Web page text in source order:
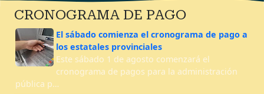
CRONOGRAMA DE PAGO
El sábado comienza el cronograma de pago a
los estatales provinciales
Este sábado 1 de agosto comenzará el
cronograma de pagos para la administración
pública p…